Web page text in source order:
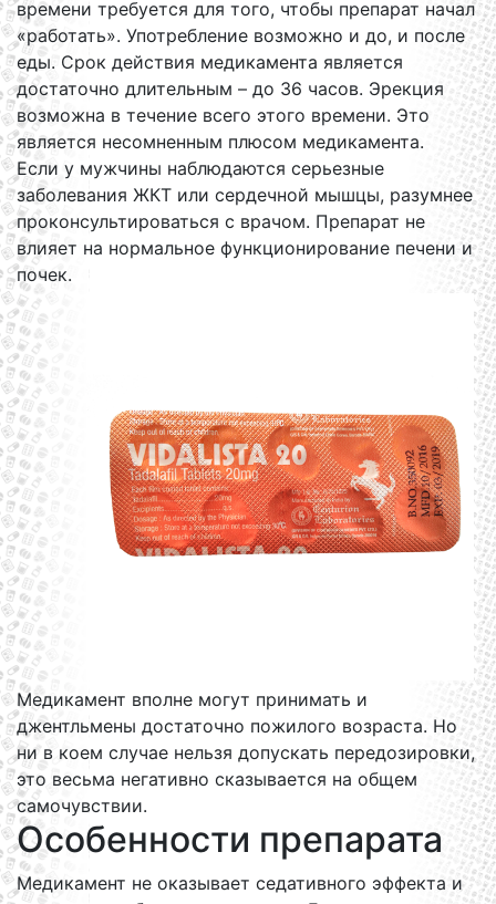
времени требуется для того, чтобы препарат начал
«работать». Употребление возможно и до, и после
еды. Срок действия медикамента является
достаточно длительным – до 36 часов. Эрекция
возможна в течение всего этого времени. Это
является несомненным плюсом медикамента.
Если у мужчины наблюдаются серьезные
заболевания ЖКТ или сердечной мышцы, разумнее
проконсультироваться с врачом. Препарат не
влияет на нормальное функционирование печени и
почек.
Медикамент вполне могут принимать и
джентльмены достаточно пожилого возраста. Но
ни в коем случае нельзя допускать передозировки,
это весьма негативно сказывается на общем
самочувствии.
Особенности препарата
Медикамент не оказывает седативного эффекта и